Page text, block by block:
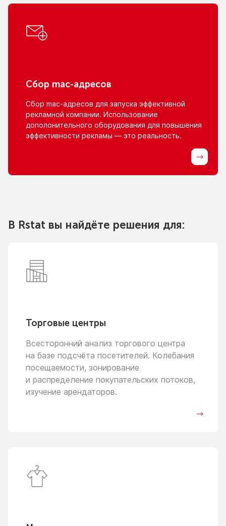
Сбор mac-адресов
Сбор mac-адресов для запуска эффективной
рекламной компании. Использование
дополонительного оборудования для повышения
эффективности рекламы — это реальность.
В Rstat вы найдёте решения для:
Торговые центры
Всесторонний анализ торгового центра
на базе подсчёта посетителей. Колебания
посещаемости, зонирование
и распределение покупательских потоков,
изучение арендаторов.